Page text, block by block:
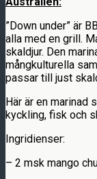
”Down under” är
alla med en grill.
skaldjur. Den
mångkulturella
passar till just
Här är en marinad
kyckling, fisk och
Ingridienser:
– 2 msk mango